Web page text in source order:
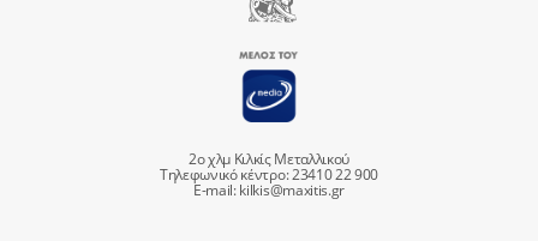
2ο χλμ Κιλκίς Μεταλλικού
Τηλεφωνικό κέντρο: 23410 22 900
E-mail:kilkis@maxitis.gr